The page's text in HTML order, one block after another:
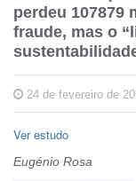
perdeu 107879
fraude, mas o
24 de fevereiro de
Ver estudo
Eugénio Rosa